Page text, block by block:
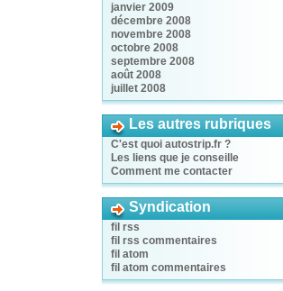
janvier 2009
décembre 2008
novembre 2008
octobre 2008
septembre 2008
août 2008
juillet 2008
Les autres rubriques
C'est quoi autostrip.fr ?
Les liens que je conseille
Comment me contacter
Syndication
fil rss
fil rss commentaires
fil atom
fil atom commentaires